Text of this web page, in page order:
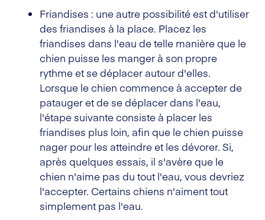
Friandises : une autre possibilité est d'utiliser
des friandises à la place. Placez les
friandises dans l'eau de telle manière que le
chien puisse les manger à son propre
rythme et se déplacer autour d'elles.
Lorsque le chien commence à accepter de
patauger et de se déplacer dans l'eau,
l'étape suivante consiste à placer les
friandises plus loin, afin que le chien puisse
nager pour les atteindre et les dévorer. Si,
après quelques essais, il s'avère que le
chien n'aime pas du tout l'eau, vous devriez
l'accepter. Certains chiens n'aiment tout
simplement pas l'eau.